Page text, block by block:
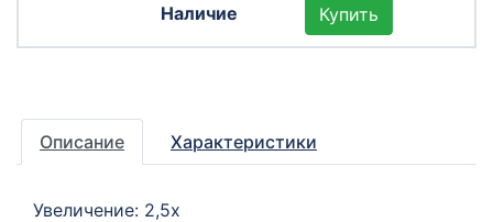
Купить
Описание Характеристики
Увеличение: 2,5х